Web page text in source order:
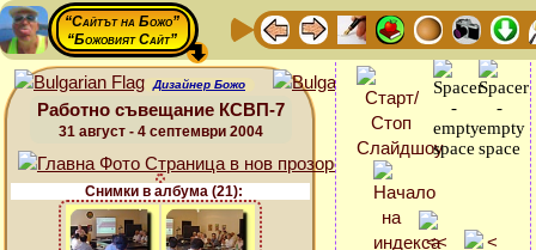
“Сайтът на Божо”
“Божовият Сайт”
Дизайнер Божо
Работно съвещание КСВП-7
31 август - 4 септември 2004
Снимки в албума (21):